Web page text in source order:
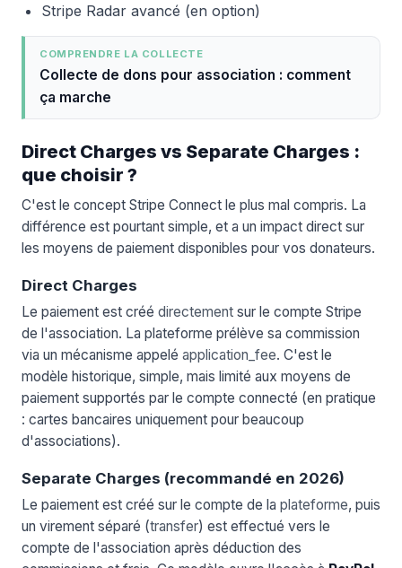
Stripe Radar avancé (en option)
COMPRENDRE LA COLLECTE
Collecte de dons pour association : comment
ça marche
Direct Charges vs Separate Charges :
que choisir ?
C'est le concept Stripe Connect le plus mal compris. La
différence est pourtant simple, et a un impact direct sur
les moyens de paiement disponibles pour vos donateurs.
Direct Charges
Le paiement est créé directement sur le compte Stripe
de l'association. La plateforme prélève sa commission
via un mécanisme appelé application_fee. C'est le
modèle historique, simple, mais limité aux moyens de
paiement supportés par le compte connecté (en pratique
: cartes bancaires uniquement pour beaucoup
d'associations).
Separate Charges (recommandé en 2026)
Le paiement est créé sur le compte de la plateforme, puis
un virement séparé (transfer) est effectué vers le
compte de l'association après déduction des